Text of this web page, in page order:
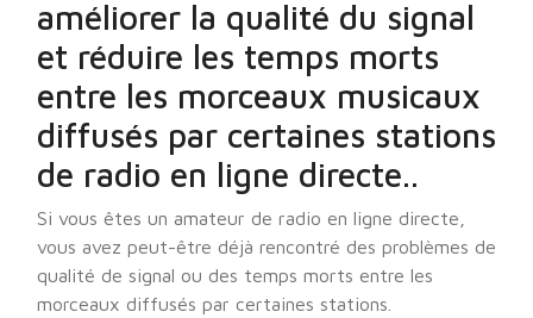
améliorer la qualité du signal
et réduire les temps morts
entre les morceaux musicaux
diffusés par certaines stations
de radio en ligne directe..
Si vous êtes un amateur de radio en ligne directe,
vous avez peut-être déjà rencontré des problèmes de
qualité de signal ou des temps morts entre les
morceaux diffusés par certaines stations.